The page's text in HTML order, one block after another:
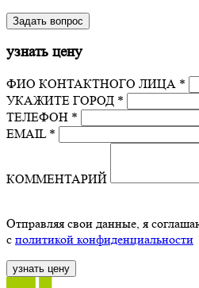
узнать цену
ФИО КОНТАКТНОГО ЛИЦА *
УКАЖИТЕ ГОРОД *
ТЕЛЕФОН *
EMAIL *
КОММЕНТАРИЙ
Отправляя свои данные, я
с политикой конфиденциальности